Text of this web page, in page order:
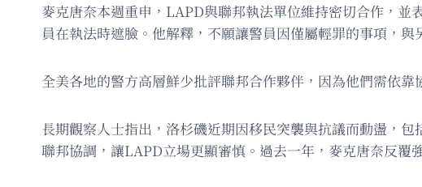
麥克唐奈本週重申，LAPD與聯邦執法單位維持密切合作，
員在執法時遮臉。他解釋，不願讓警員因僅屬輕罪的事項，與
全美各地的警方高層鮮少批評聯邦合作夥伴，因為他們需依
長期觀察人士指出，洛杉磯近期因移民突襲與抗議而動盪，
聯邦協調，讓LAPD立場更顯審慎。過去一年，麥克唐奈反